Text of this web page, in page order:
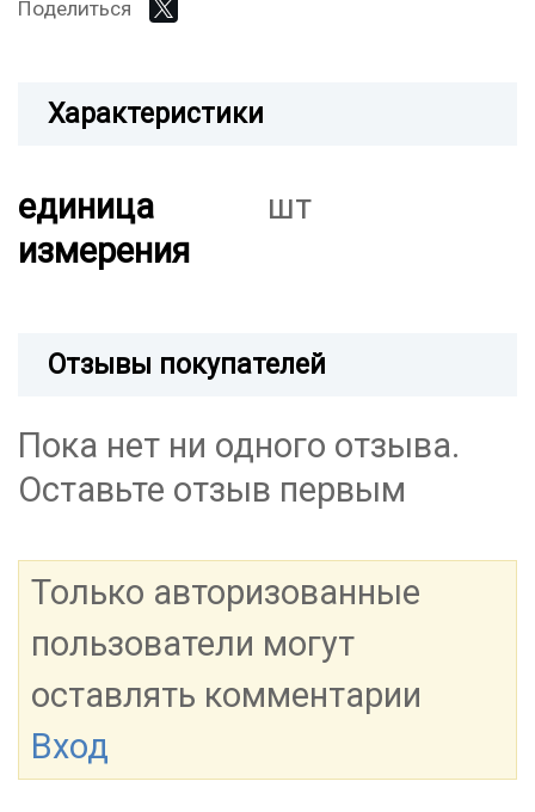
Поделиться
Характеристики
единица
измерения
шт
Отзывы покупателей
Пока нет ни одного отзыва.
Оставьте отзыв первым
Только авторизованные
пользователи могут
оставлять комментарии
Вход